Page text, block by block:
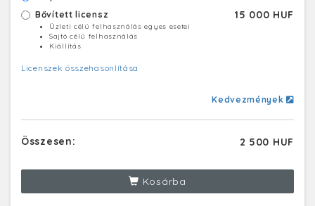
Bővített licensz 15 000 HUF
Üzleti célú felhasználás egyes esetei
Sajtó célú felhasználás
Kiállítás
Licenszek összehasonlítása
Kedvezmények
Összesen: 2 500 HUF
Kosárba